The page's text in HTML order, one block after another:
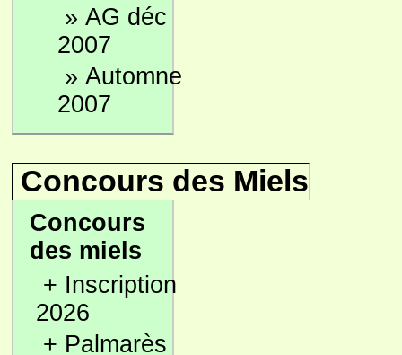
» AG déc
2007
» Automne
2007
Concours des Miels
Concours
des miels
+ Inscription
2026
+ Palmarès